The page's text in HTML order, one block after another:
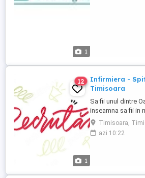
1
1
12
Infirmiera -
Timisoara
Sa fii unul dintre
inseamna sa fii in
de binele celor din
vei avea un impact
pacientilor,
Timisoara,
azi 10:22